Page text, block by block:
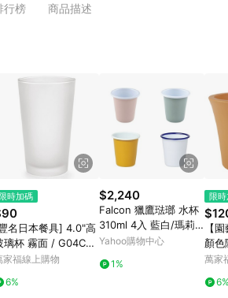
/拍立得 [2024/6/1起適用] -內接硬
點回饋者 - 購物中心商店之商品：商
費/購物金/超贈點/福利金/紅利折抵/折
宗採購或批發轉賣不具回饋資格： 如
購、批發轉賣而非最終消費使用者，
之認定為準
行榜 商品描述
時加碼
名日本餐具] 4.0"高
璃杯 霧面 / G04CU
6
家福線上購物
6%
$2,240
Falcon 獵鷹琺瑯 水杯
310ml 4入 藍白/瑪莉
玫瑰粉/龍艾草/芥末黃
Yahoo購物中心
1%
限
【
顏色
萬家